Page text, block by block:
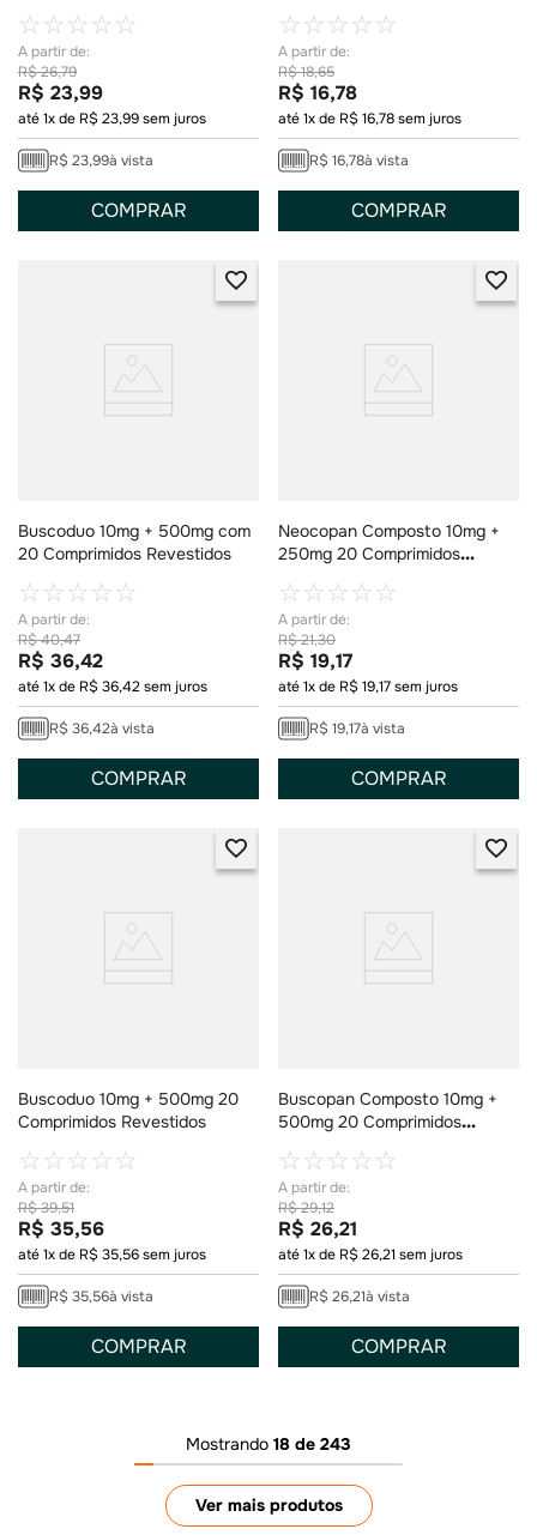
☆☆☆☆☆
R$26,79
R$ 23,99
até1x de R$23,99sem juros
R$ 23,99à vista
COMPRAR
☆☆☆☆☆
R$18,65
R$ 16,78
até1x de R$16,78sem juros
R$ 16,78à vista
COMPRAR
Buscoduo 10mg + 500mg com
20 Comprimidos Revestidos
☆☆☆☆☆
R$40,47
R$ 36,42
até1x de R$36,42sem juros
R$ 36,42à vista
COMPRAR
Neocopan Composto 10mg +
250mg 20 Comprimidos
☆☆☆☆☆
R$21,30
R$ 19,17
até1x de R$19,17sem juros
R$ 19,17à vista
COMPRAR
Buscoduo 10mg + 500mg 20
Comprimidos Revestidos
☆☆☆☆☆
R$39,51
R$ 35,56
até1x de R$35,56sem juros
R$ 35,56à vista
COMPRAR
Buscopan Composto 10mg +
500mg 20 Comprimidos
☆☆☆☆☆
R$29,12
R$ 26,21
até1x de R$26,21 sem juros
R$ 26,21à vista
COMPRAR
Mostrando 18 de 243